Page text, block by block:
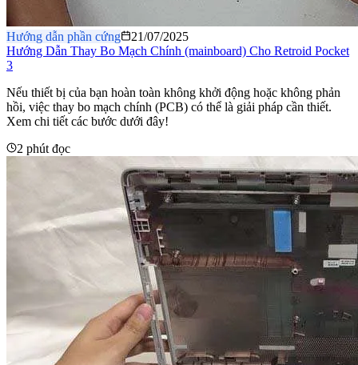
Hướng dẫn phần cứng
21/07/2025
Hướng Dẫn Thay Bo Mạch Chính (mainboard) Cho Retroid Pocket
3
Nếu thiết bị của bạn hoàn toàn không khởi động hoặc không phản
hồi, việc thay bo mạch chính (PCB) có thể là giải pháp cần thiết.
Xem chi tiết các bước dưới đây!
2 phút đọc